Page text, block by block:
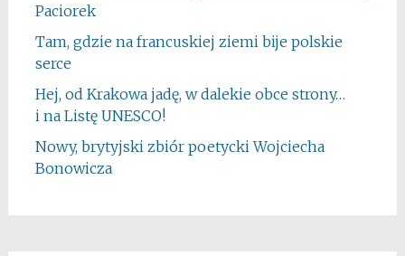
Paciorek
Tam, gdzie na francuskiej ziemi bije polskie
serce
Hej, od Krakowa jadę, w dalekie obce strony…
i na Listę UNESCO!
Nowy, brytyjski zbiór poetycki Wojciecha
Bonowicza